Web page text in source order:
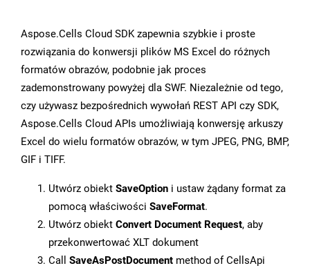
Aspose.Cells Cloud SDK zapewnia szybkie i proste
rozwiązania do konwersji plików MS Excel do różnych
formatów obrazów, podobnie jak proces
zademonstrowany powyżej dla SWF. Niezależnie od tego,
czy używasz bezpośrednich wywołań REST API czy SDK,
Aspose.Cells Cloud APIs umożliwiają konwersję arkuszy
Excel do wielu formatów obrazów, w tym JPEG, PNG, BMP,
GIF i TIFF.
Utwórz obiekt SaveOption i ustaw żądany format za
pomocą właściwości SaveFormat.
Utwórz obiekt Convert Document Request, aby
przekonwertować XLT dokument
Call SaveAsPostDocument method of CellsApi